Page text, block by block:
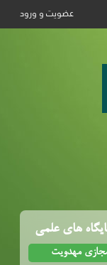
عضویت و ورود
های علمی
مهدویت